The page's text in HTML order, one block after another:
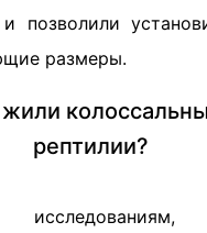
позволили
размеры.
рептилии?
исследованиям,